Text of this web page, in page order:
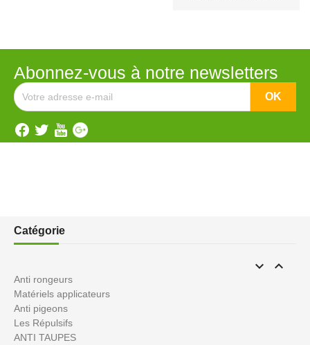
Abonnez-vous à notre newsletters
Catégorie
 
Anti rongeurs
Matériels applicateurs
Anti pigeons
Les Répulsifs
ANTI TAUPES